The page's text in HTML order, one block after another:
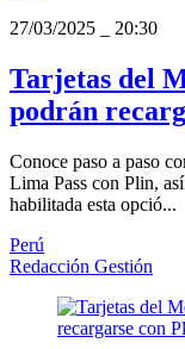
27/03/2025
20:30
Tarjetas del
podrán
Conoce paso a paso
Lima Pass con Plin,
habilitada esta opció...
Perú
Redacción Gestión